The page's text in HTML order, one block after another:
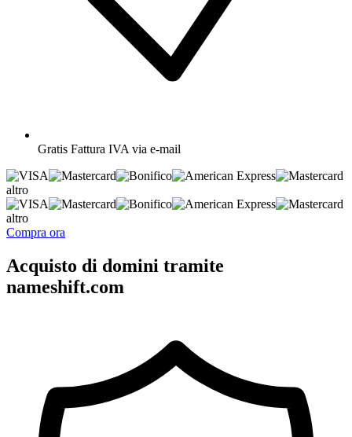
Gratis Fattura IVA via e-mail
altro
altro
Compra ora
Acquisto di domini tramite
nameshift.com